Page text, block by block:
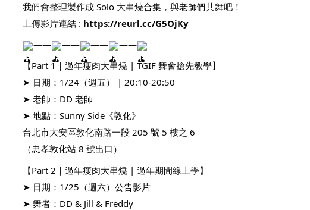
我們會整理製作成 Solo 大串燒合集，與老師們共舞吧！
上傳影片連結 : https://reurl.cc/G5OjKy
——
—— ——
——
【Part 1｜過年瘦肉大串燒 | TGIF 舞會搶先教學】
➤ 日期：1/24（週五） | 20:10-20:50
➤ 老師：DD 老師
➤ 地點：Sunny Side《敦化》
台北市大安區敦化南路一段 205 號 5 樓之 6
（忠孝敦化站 8 號出口）
【Part 2｜過年瘦肉大串燒 | 過年期間線上學】
➤ 日期：1/25（週六）公告影片
➤ 舞者：DD & Jill & Freddy